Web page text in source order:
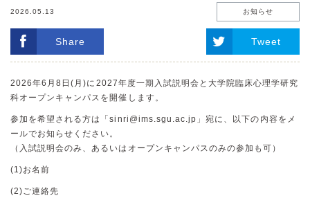
2026.05.13 お知らせ
Share Tweet
2026年6月8日(月)に2027年度一期入試説明会と大学院臨床心理学研究
科オープンキャンパスを開催します。
参加を希望される方は「sinri@ims.sgu.ac.jp」宛に、以下の内容をメ
ールでお知らせください。
（入試説明会のみ、あるいはオープンキャンパスのみの参加も可）
(1)お名前
(2)ご連絡先